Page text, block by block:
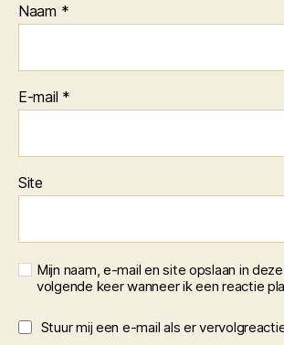
Naam *
E-mail *
Site
Mijn naam, e-mail en site opslaan in
volgende keer wanneer ik een reactie
Stuur mij een e-mail als er